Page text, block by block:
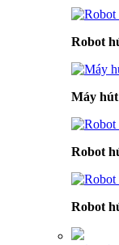
Robot
Máy
Robot
Robot